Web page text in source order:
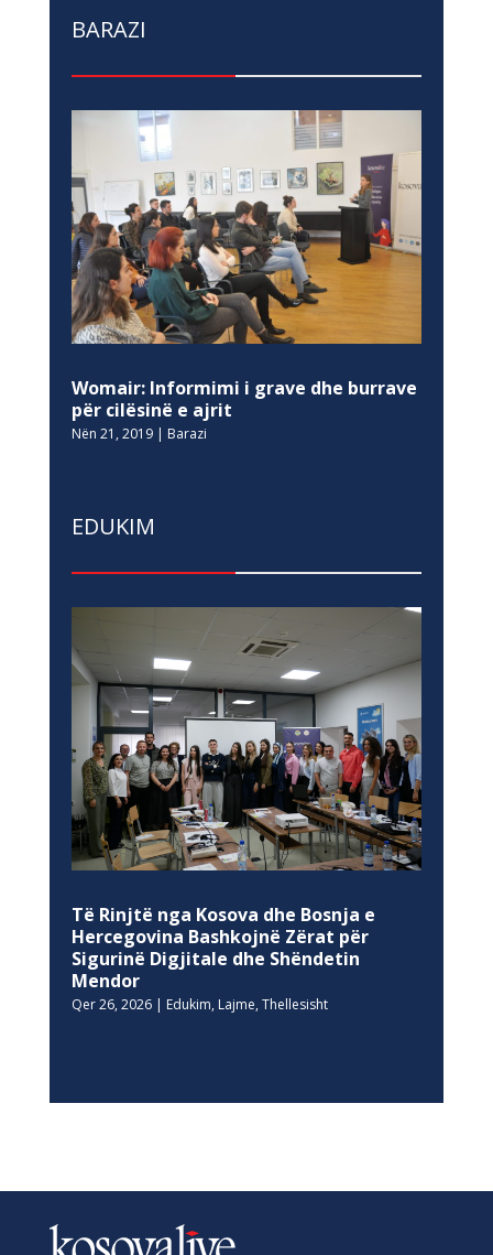
BARAZI
Womair: Informimi i grave dhe burrave
për cilësinë e ajrit
Nën 21, 2019| Barazi
EDUKIM
Të Rinjtë nga Kosova dhe Bosnja e
Hercegovina Bashkojnë Zërat për
Sigurinë Digjitale dhe Shëndetin
Mendor
Qer 26, 2026| Edukim, Lajme, Thellesisht